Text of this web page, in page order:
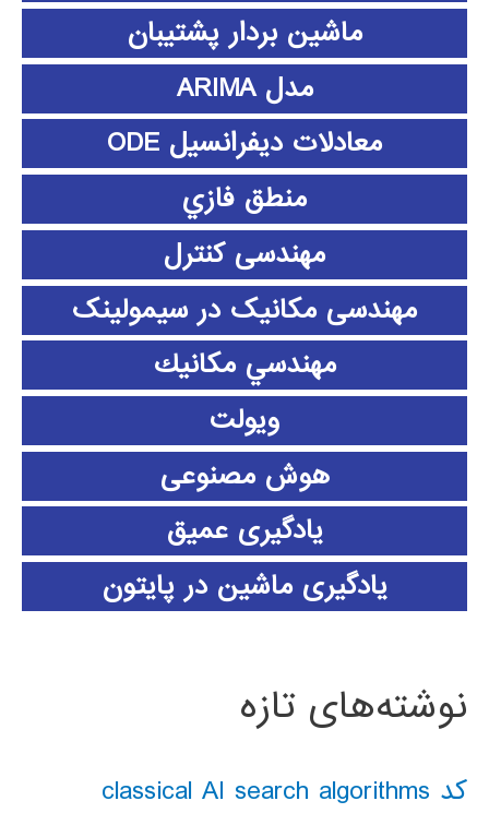
ماشین بردار پشتیبان
مدل ARIMA
معادلات دیفرانسیل ODE
منطق فازي
مهندسی کنترل
مهندسی مکانیک در سیمولینک
مهندسي مكانيك
ویولت
هوش مصنوعی
یادگیری عمیق
یادگیری ماشین در پایتون
نوشته‌های تازه
کد classical AI search algorithms